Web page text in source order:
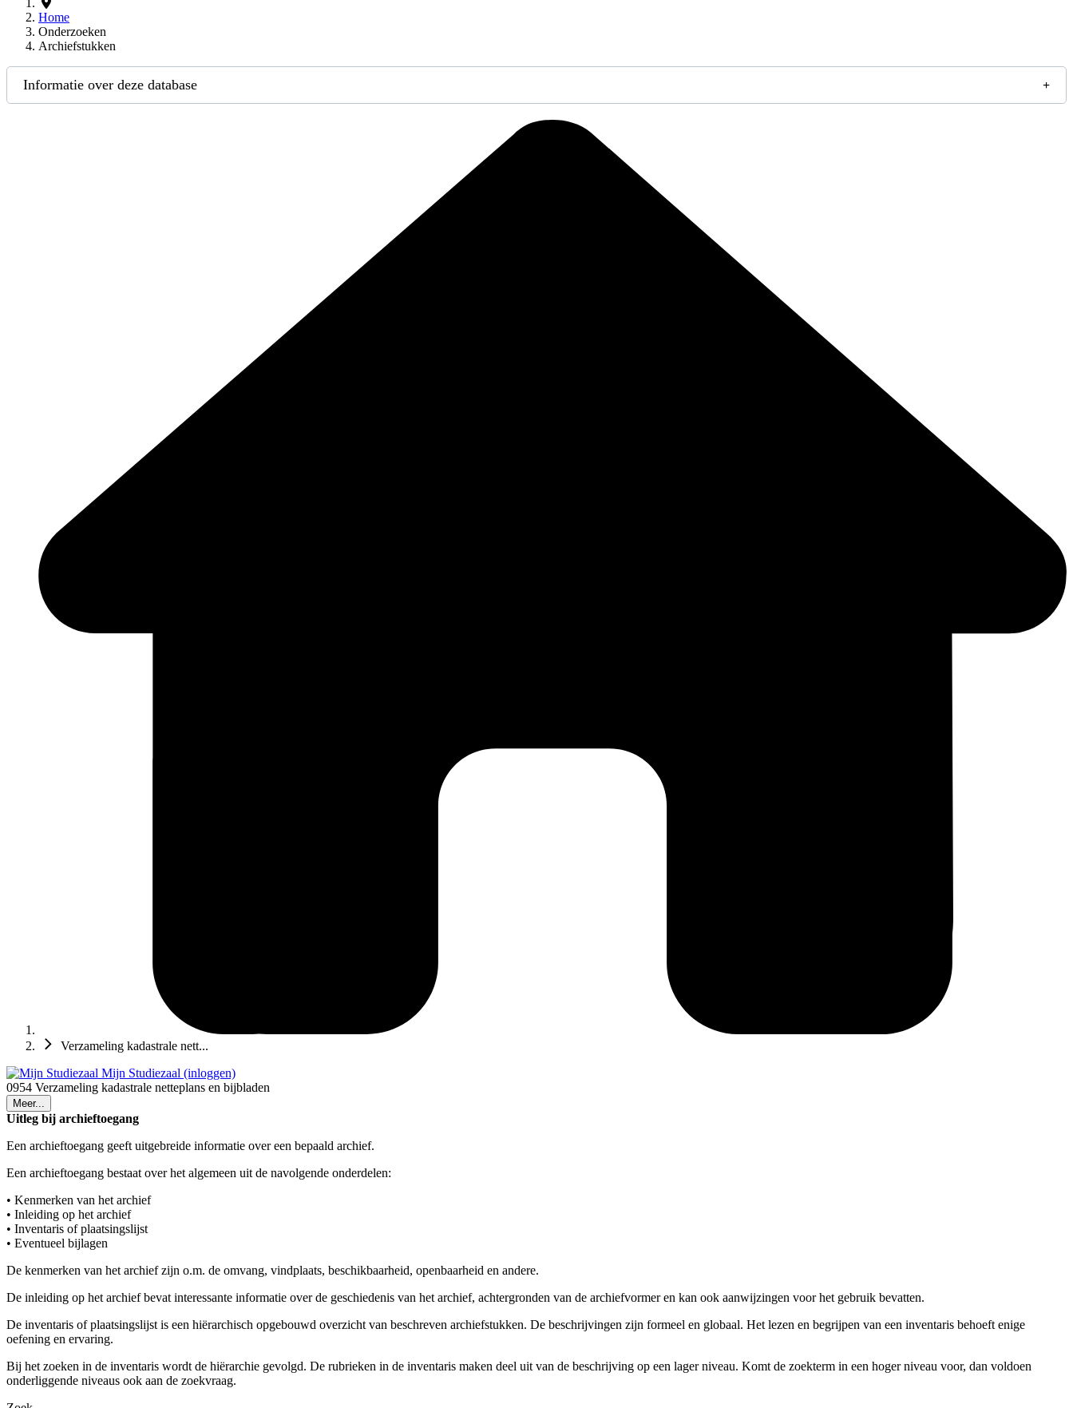
Home
Onderzoeken
Archiefstukken
Informatie over deze database
Verzameling kadastrale nett...
Mijn Studiezaal (inloggen)
0954 Verzameling kadastrale netteplans en bijbladen
Meer...
Uitleg bij archieftoegang
Een archieftoegang geeft uitgebreide informatie over een bepaald archief.
Een archieftoegang bestaat over het algemeen uit de navolgende onderdelen:
• Kenmerken van het archief
• Inleiding op het archief
• Inventaris of plaatsingslijst
• Eventueel bijlagen
De kenmerken van het archief zijn o.m. de omvang, vindplaats, beschikbaarheid, openbaarheid en andere.
De inleiding op het archief bevat interessante informatie over de geschiedenis van het archief, achtergronden van de archiefvormer en kan ook aanwijzingen voor het gebruik bevatten.
De inventaris of plaatsingslijst is een hiërarchisch opgebouwd overzicht van beschreven archiefstukken. De beschrijvingen zijn formeel en globaal. Het lezen en begrijpen van een inventaris behoeft enige
oefening en ervaring.
Bij het zoeken in de inventaris wordt de hiërarchie gevolgd. De rubrieken in de inventaris maken deel uit van de beschrijving op een lager niveau. Komt de zoekterm in een hoger niveau voor, dan voldoen
onderliggende niveaus ook aan de zoekvraag.